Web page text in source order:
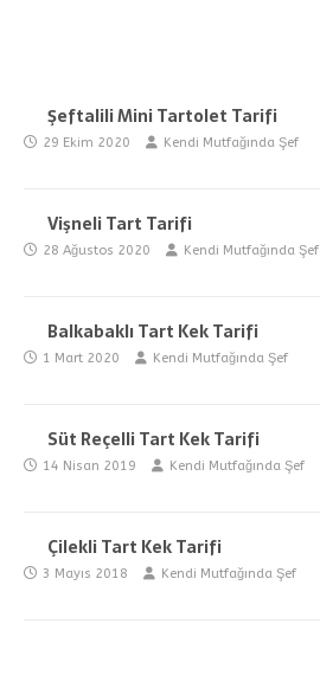
Şeftalili Mini Tartolet Tarifi
29 Ekim 2020 Kendi Mutfağında Şef
Vişneli Tart Tarifi
28 Ağustos 2020 Kendi Mutfağında Şef
Balkabaklı Tart Kek Tarifi
1 Mart 2020 Kendi Mutfağında Şef
Süt Reçelli Tart Kek Tarifi
14 Nisan 2019 Kendi Mutfağında Şef
Çilekli Tart Kek Tarifi
3 Mayıs 2018 Kendi Mutfağında Şef